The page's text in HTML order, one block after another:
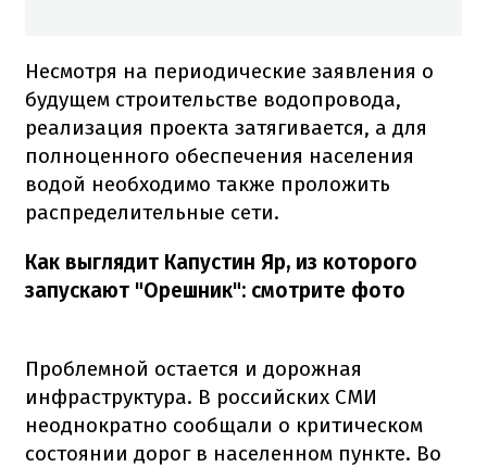
Несмотря на периодические заявления о
будущем строительстве водопровода,
реализация проекта затягивается, а для
полноценного обеспечения населения
водой необходимо также проложить
распределительные сети.
Как выглядит Капустин Яр, из которого
запускают "Орешник": смотрите фото
Проблемной остается и дорожная
инфраструктура. В российских СМИ
неоднократно сообщали о критическом
состоянии дорог в населенном пункте. Во